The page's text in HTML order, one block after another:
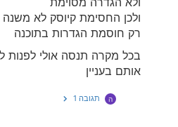
ולכן החסימת קיוסק לא
רק חוסמת הגדרות בתוכנה
בכל מקרה תנסה אולי לפנות
אותם בעניין
ה תגובה 1